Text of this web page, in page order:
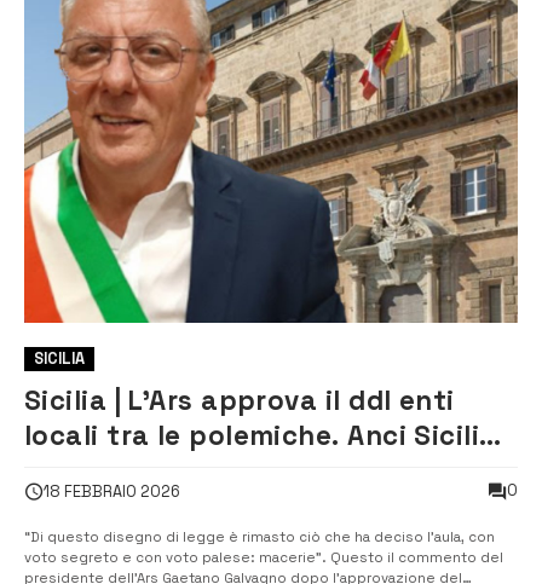
SICILIA
Sicilia | L’Ars approva il ddl enti
locali tra le polemiche. Anci Sicilia:
speciale
18 FEBBRAIO 2026 0
“Di questo disegno di legge è rimasto ciò che ha deciso l’aula, con
voto segreto e con voto palese: macerie”. Questo il commento del
presidente dell’Ars Gaetano Galvagno dopo l’approvazione del